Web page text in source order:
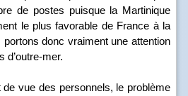
de postes puisque la Martinique
le plus favorable de France à la
donc vraiment une attention
d’outre-mer.
vue des personnels, le problème